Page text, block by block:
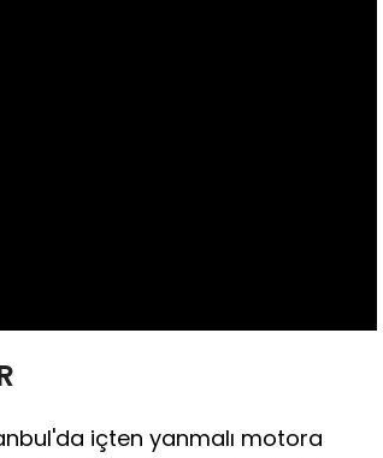
içten yanmalı motora